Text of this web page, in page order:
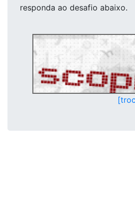
responda ao desafio abaixo.